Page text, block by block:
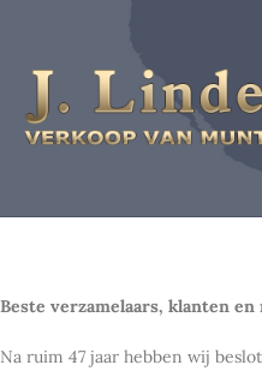
Beste verzamelaars, klanten en
Na ruim 47 jaar hebben wij